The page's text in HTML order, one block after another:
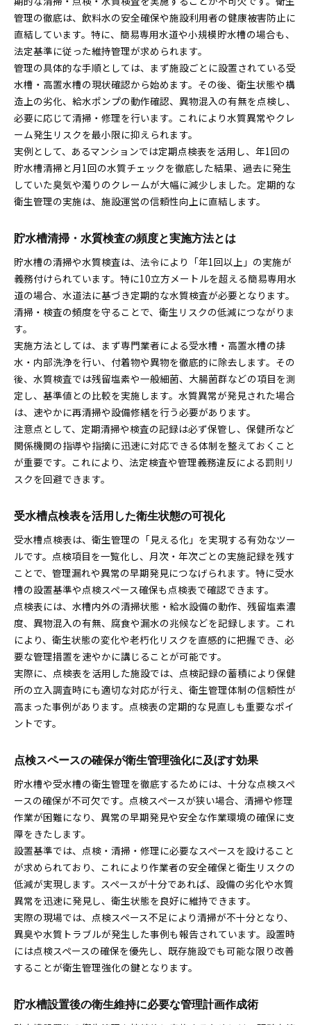
管理の徹底は、飲料水の安全確保や施設利用者の健康被害防止に
直結しています。特に、簡易専用水道や小規模貯水槽の場合も、
法定基準に従った維持管理が求められます。
管理の具体的な手順としては、まず施設ごとに設置されている受
水槽・高置水槽の現状確認から始めます。その後、衛生状態や構
造上の劣化、給水ポンプの動作確認、異物混入の有無を点検し、
必要に応じて清掃・修理を行います。これにより水質異常やクレ
ーム発生リスクを最小限に抑えられます。
実例として、あるマンションでは定期点検表を活用し、年1回の
貯水槽清掃と月1回の水質チェックを徹底した結果、過去に発生
していた臭気や濁りのクレームが大幅に減少しました。定期的な
衛生管理の実施は、施設運営の信頼性向上に直結します。
貯水槽清掃・水質検査の頻度と実施方法とは
貯水槽の清掃や水質検査は、法令により「年1回以上」の実施が
義務付けられています。特に10立方メートルを超える簡易専用水
道の場合、水道法に基づき定期的な水質検査が必要となります。
清掃・検査の頻度を守ることで、衛生リスクの低減につながりま
す。
実施方法としては、まず専門業者による受水槽・高置水槽の排
水・内部洗浄を行い、付着物や異物を徹底的に除去します。その
後、水質検査では残留塩素や一般細菌、大腸菌群などの項目を測
定し、基準値との比較を実施します。水質異常が発見された場合
は、速やかに再清掃や設備修繕を行う必要があります。
注意点として、定期清掃や検査の記録は必ず保管し、保健所など
関係機関の指導や指摘に迅速に対応できる体制を整えておくこと
が重要です。これにより、法定検査や管理義務違反による罰則リ
スクを回避できます。
受水槽点検表を活用した衛生状態の可視化
受水槽点検表は、衛生管理の「見える化」を実現する有効なツー
ルです。点検項目を一覧化し、月次・年次ごとの実施記録を残す
ことで、管理漏れや異常の早期発見につなげられます。特に受水
槽の設置基準や点検スペース確保も点検表で確認できます。
点検表には、水槽内外の清掃状態・給水設備の動作、残留塩素濃
度、異物混入の有無、腐食や漏水の兆候などを記録します。これ
により、衛生状態の変化や老朽化リスクを直感的に把握でき、必
要な管理措置を速やかに講じることが可能です。
実際に、点検表を活用した施設では、点検記録の蓄積により保健
所の立入調査時にも適切な対応が行え、衛生管理体制の信頼性が
高まった事例があります。点検表の定期的な見直しも重要なポイ
ントです。
点検スペースの確保が衛生管理強化に及ぼす効果
貯水槽や受水槽の衛生管理を徹底するためには、十分な点検スペ
ースの確保が不可欠です。点検スペースが狭い場合、清掃や修理
作業が困難になり、異常の早期発見や安全な作業環境の確保に支
障をきたします。
設置基準では、点検・清掃・修理に必要なスペースを設けること
が求められており、これにより作業者の安全確保と衛生リスクの
低減が実現します。スペースが十分であれば、設備の劣化や水質
異常を迅速に発見し、衛生状態を良好に維持できます。
実際の現場では、点検スペース不足により清掃が不十分となり、
異臭や水質トラブルが発生した事例も報告されています。設置時
には点検スペースの確保を優先し、既存施設でも可能な限り改善
することが衛生管理強化の鍵となります。
貯水槽設置後の衛生維持に必要な管理計画作成術